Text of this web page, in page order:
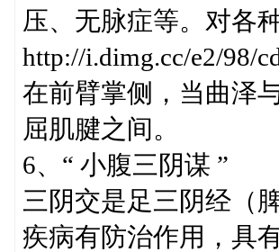
压、无脉症等。对各
http://i.dimg.cc/e2/98/
在前臂掌侧，当曲泽
屈肌腱之间。
6、“ 小腹三阴谋 ”
三阴交是足三阴经（
疾病有防治作用，具